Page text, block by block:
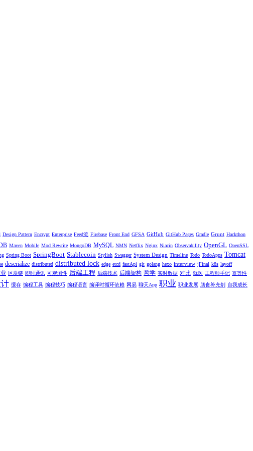
Design Pattern Encrypt Enterprise Feed流 Firebase Front End GFSA GitHub GitHub Pages Gradle Grunt Hackthon
Maven Mobile Mod Rewrite MongoDB MySQL NMN Netflix Nginx Niacin Observability OpenGL OpenSSL
Spring Boot SpringBoot Stablecoin Stylish Swagger System Design Timeline Todo TodoApps Tomcat
deserialize distributed distributed lock edge etcd fastApi git golang hexo interview jFinal k8s layoff
区块链 即时通讯 可观测性 后端工程 后端技术 后端架构 哲学 实时数据 对比 就医 工程师手记 幂等性
缓存 编程工具 编程技巧 编程语言 编译时循环依赖 网易 聊天App 职业 职业发展 膳食补充剂
自我成长